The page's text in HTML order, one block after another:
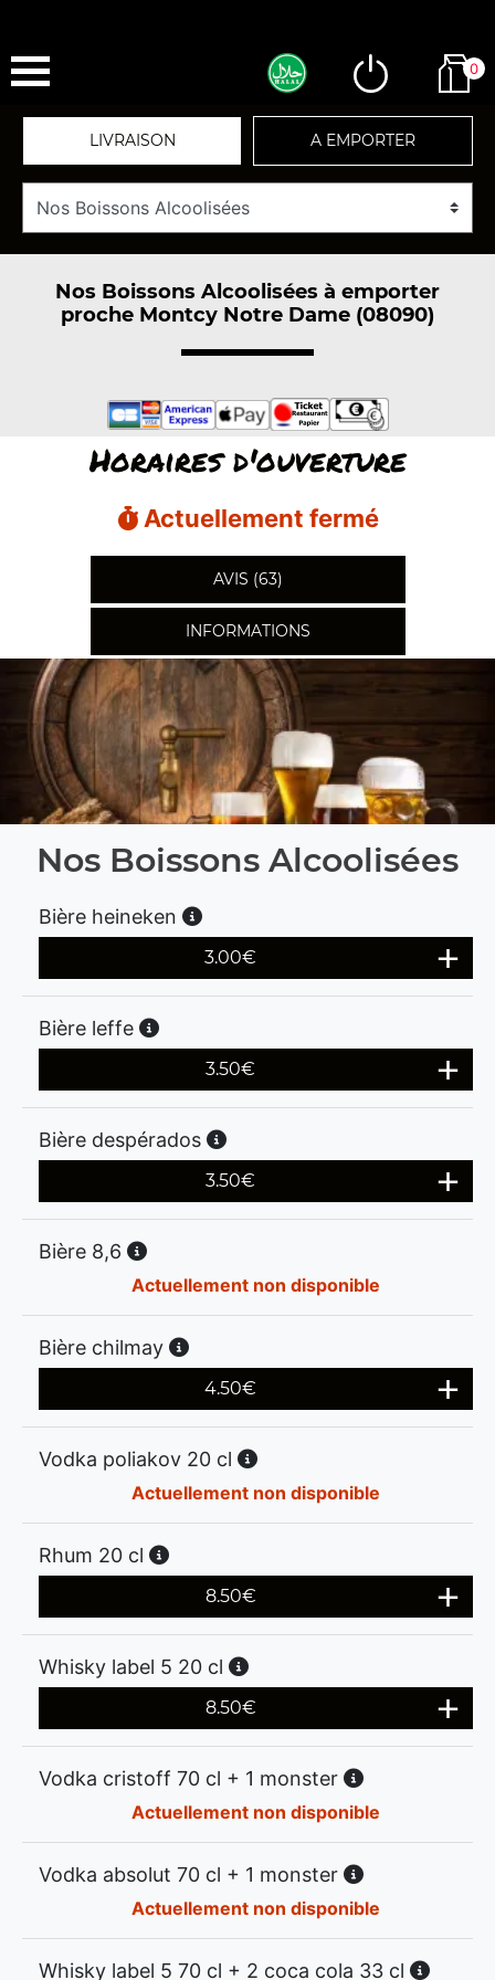
0
LIVRAISON A EMPORTER
Nos Boissons Alcoolisées à emporter
proche Montcy Notre Dame (08090)
Horaires d'ouverture
Actuellement fermé
AVIS (63)
INFORMATIONS
Nos Boissons Alcoolisées
Bière heineken
3.00€
Bière leffe
3.50€
Bière despérados
3.50€
Bière 8,6
Actuellement non disponible
Bière chilmay
4.50€
Vodka poliakov 20 cl
Actuellement non disponible
Rhum 20 cl
8.50€
Whisky label 5 20 cl
8.50€
Vodka cristoff 70 cl + 1 monster
Actuellement non disponible
Vodka absolut 70 cl + 1 monster
Actuellement non disponible
Whisky label 5 70 cl + 2 coca cola 33 cl